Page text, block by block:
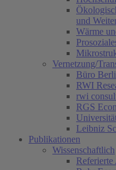
und
Wärme
Vernetzung/
Büro
RWI
rwi
RGS Econ
Leibniz
Publikationen
Wissenschaftlich